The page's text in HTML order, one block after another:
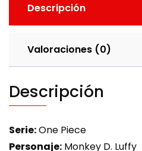
Descripción
Valoraciones (0)
Descripción
Serie:One Piece
Personaje: Monkey D. Luffy